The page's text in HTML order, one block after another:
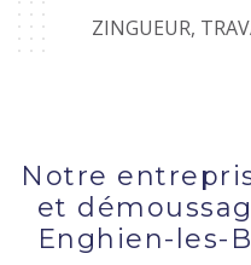
ZINGUEUR,
Notre
et
Enghien-les-